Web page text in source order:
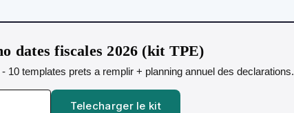
dates fiscales 2026 (kit TPE)
10 templates prets a remplir + planning annuel des declarations.
Telecharger le kit